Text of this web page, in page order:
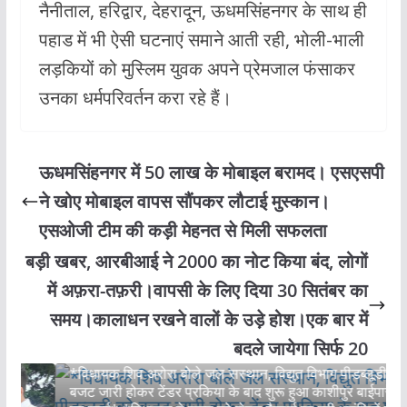
नैनीताल, हरिद्वार, देहरादून, ऊधमसिंहनगर के साथ ही
पहाड में भी ऐसी घटनाएं समाने आती रही, भोली-भाली
लड़कियों को मुस्लिम युवक अपने प्रेमजाल फंसाकर
उनका धर्मपरिवर्तन करा रहे हैं।
ऊधमसिंहनगर में 50 लाख के मोबाइल बरामद। एसएसपी
ने खोए मोबाइल वापस सौंपकर लौटाई मुस्कान।
एसओजी टीम की कड़ी मेहनत से मिली सफलता
बड़ी खबर, आरबीआई ने 2000 का नोट किया बंद, लोगों
में अफ़रा-तफ़री।वापसी के लिए दिया 30 सितंबर का
समय।कालाधन रखने वालों के उड़े होश।एक बार में
बदले जायेगा सिर्फ 20
*विधायक शिव अरोरा बोले जल सस्थान, विद्युत विभाग पीडब्लूडी को
बजट जारी होकर टेंडर प्रकिया के बाद शुरू हुआ काशीपुर बाईपास